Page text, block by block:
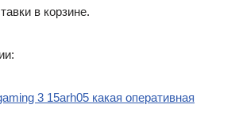
в корзине.
3 15arh05 какая оперативная